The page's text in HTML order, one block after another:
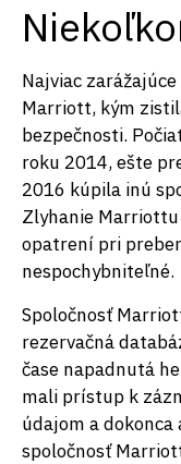
Najviac
Marriott, kým
bezpečnosti.
roku 2014, ešte
2016 kúpila inú
Zlyhanie
opatrení pri
nespochybniteľné.
Spoločnosť
rezervačná
čase napadnutá
mali prístup k
údajom a dokonca
spoločnosť